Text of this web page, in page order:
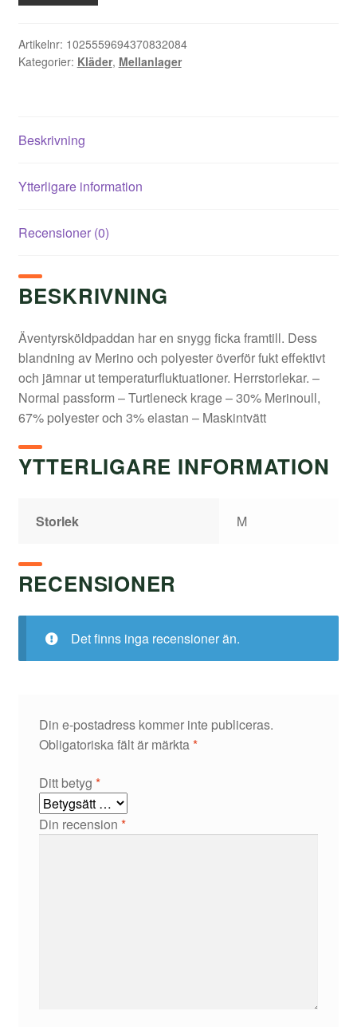
Artikelnr: 1025559694370832084
Kategorier: Kläder, Mellanlager
Beskrivning
Ytterligare information
Recensioner (0)
BESKRIVNING
Äventyrsköldpaddan har en snygg ficka framtill. Dess
blandning av Merino och polyester överför fukt effektivt
och jämnar ut temperaturfluktuationer. Herrstorlekar. –
Normal passform – Turtleneck krage – 30% Merinoull,
67% polyester och 3% elastan – Maskintvätt
YTTERLIGARE INFORMATION
Storlek M
RECENSIONER
Det finns inga recensioner än.
Din e-postadress kommer inte publiceras.
Obligatoriska fält är märkta*
Ditt betyg *
Din recension *